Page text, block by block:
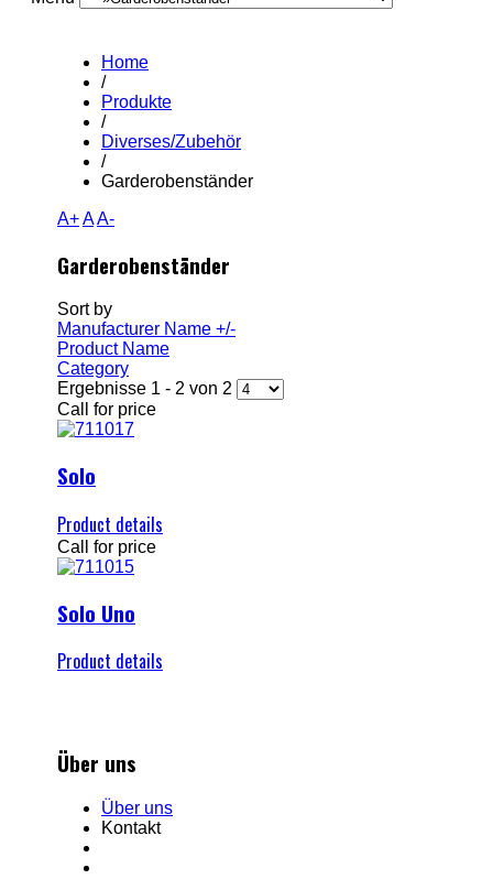
Home
/
Produkte
/
Diverses/Zubehör
/
Garderobenständer
A+AA-
Garderobenständer
Sort by
Manufacturer Name +/-
Product Name
Category
Ergebnisse 1 - 2 von 2
Call for price
Solo
Product details
Call for price
Solo Uno
Product details
Über uns
Über uns
Kontakt